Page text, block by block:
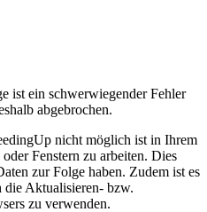
ist ein schwerwiegender Fehler
abgebrochen.
nicht möglich ist in Ihrem
Fenstern zu arbeiten. Dies
zur Folge haben. Zudem ist es
die Aktualisieren- bzw.
zu verwenden.